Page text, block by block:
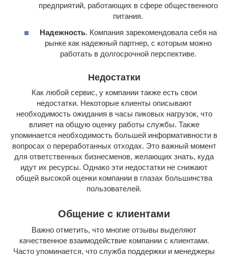
предприятий, работающих в сфере общественного
питания.
Надежность. Компания зарекомендовала себя на
рынке как надежный партнер, с которым можно
работать в долгосрочной перспективе.
Недостатки
Как любой сервис, у компании также есть свои
недостатки. Некоторые клиенты описывают
необходимость ожидания в часы пиковых нагрузок, что
влияет на общую оценку работы службы. Также
упоминается необходимость большей информативности в
вопросах о переработанных отходах. Это важный момент
для ответственных бизнесменов, желающих знать, куда
идут их ресурсы. Однако эти недостатки не снижают
общей высокой оценки компании в глазах большинства
пользователей.
Общение с клиентами
Важно отметить, что многие отзывы выделяют
качественное взаимодействие компании с клиентами.
Часто упоминается, что служба поддержки и менеджеры